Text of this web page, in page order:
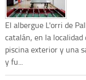
El albergue L'orri de
catalán, en la
piscina exterior y una
y fu...